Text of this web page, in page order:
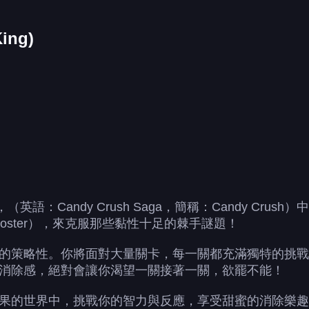
英語：Candy Crush Saga，簡稱：Candy Crush）
），來克服那些黏性十足的棘手謎題！
策略性。你將面對大量關卡，每一關都充滿獨特的挑
除感，絕對會讓你渴望一關接著一關，欲罷不能！
的世界中，挑戰你的智力與反應，享受甜蜜的消除樂